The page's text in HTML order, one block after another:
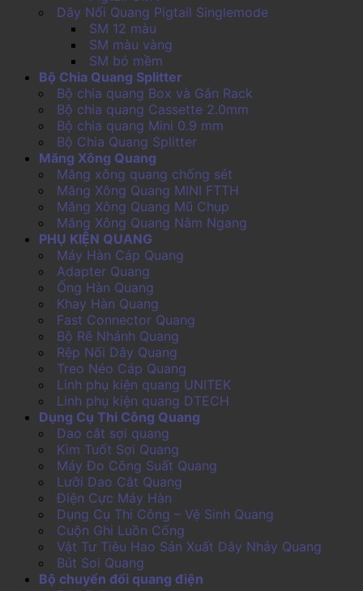
Dây Nối Quang Pigtail Singlemode
SM 12 màu
SM màu vàng
SM bó mềm
Bộ Chia Quang Splitter
Bộ chia quang Box và Gắn Rack
Bộ chia quang Cassette 2.0mm
Bộ chia quang Mini 0.9 mm
Bộ Chia Quang Splitter
Măng Xông Quang
Măng xông quang chống sét
Măng Xông Quang MINI FTTH
Măng Xông Quang Mũ Chụp
Măng Xông Quang Nằm Ngang
PHỤ KIỆN QUANG
Máy Hàn Cáp Quang
Adapter Quang
Ống Hàn Quang
Khay Hàn Quang
Fast Connector Quang
Bộ Rẽ Nhánh Quang
Rệp Nối Dây Quang
Treo Néo Cáp Quang
Linh phụ kiện quang UNITEK
Linh phụ kiện quang DTECH
Dụng Cụ Thi Công Quang
Dao cắt sợi quang
Kìm Tuốt Sợi Quang
Máy Đo Công Suất Quang
Lưỡi Dao Cắt Quang
Điện Cực Máy Hàn
Dụng Cụ Thi Công – Vệ Sinh Quang
Cuộn Ghi Luồn Cống
Vật Tư Tiêu Hao Sản Xuất Dây Nhảy Quang
Bút Soi Quang
Bộ chuyển đổi quang điện